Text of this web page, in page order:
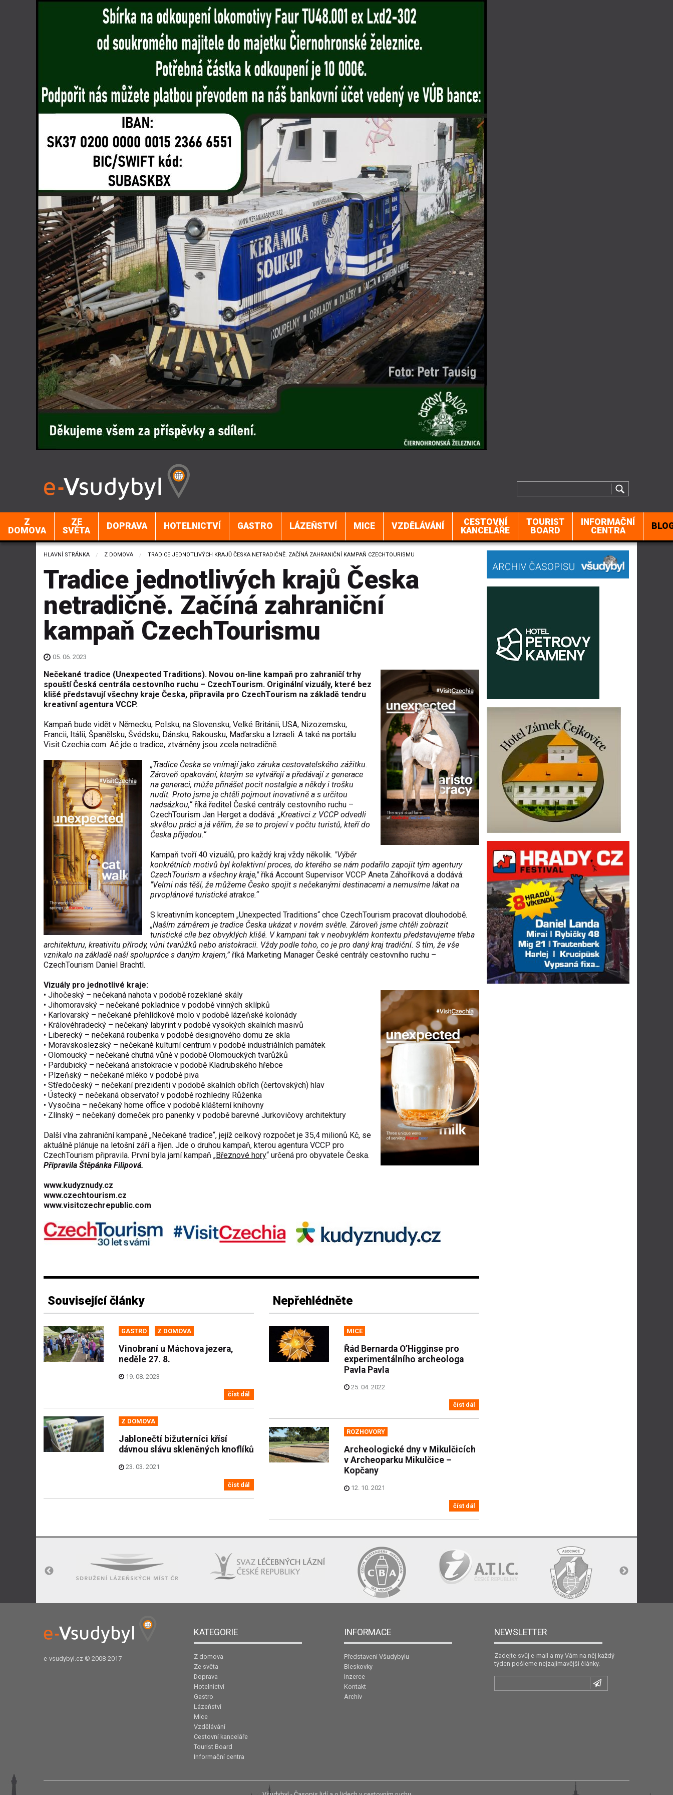
Z
DOMOVA
ZE
SVĚTA
DOPRAVA HOTELNICTVÍ GASTRO LÁZEŇSTVÍ MICE VZDĚLÁVÁNÍ
CESTOVNÍ
KANCELÁŘE
TOURIST
BOARD
INFORMAČNÍ
CENTRA
HLAVNÍ STRÁNKA Z DOMOVA CURRENT:
TRADICE JEDNOTLIVÝCH KRAJŮ ČESKA NETRADIČNĚ. ZAČÍNÁ ZAHRANIČNÍ KAMPAŇ CZECHTOURISMU
Tradice jednotlivých krajů Česka
netradičně. Začíná zahraniční
kampaň CzechTourismu
05. 06. 2023
Nečekané tradice (Unexpected Traditions). Novou on-line kampaň pro zahraničí trhy
spouští Česká centrála cestovního ruchu – CzechTourism. Originální vizuály, které bez
klišé představují všechny kraje Česka, připravila pro CzechTourism na základě tendru
kreativní agentura VCCP.
Kampaň bude vidět v Německu, Polsku, na Slovensku, Velké Británii, USA, Nizozemsku,
Francii, Itálii, Španělsku, Švédsku, Dánsku, Rakousku, Maďarsku a Izraeli. A také na portálu
Visit Czechia.com. Ač jde o tradice, ztvárněny jsou zcela netradičně.
„Tradice Česka se vnímají jako záruka cestovatelského zážitku.
Zároveň opakování, kterým se vytvářejí a předávají z generace
na generaci, může přinášet pocit nostalgie a někdy i trošku
nudit. Proto jsme je chtěli pojmout inovativně a s určitou
nadsázkou,“říká ředitel České centrály cestovního ruchu –
CzechTourism Jan Herget a dodává: „Kreativci z VCCP odvedli
skvělou práci a já věřím, že se to projeví v počtu turistů, kteří do
Česka přijedou.“
Kampaň tvoří 40 vizuálů, pro každý kraj vždy několik. "Výběr
konkrétních motivů byl kolektivní proces, do kterého se nám podařilo zapojit tým agentury
CzechTourism a všechny kraje,"říká Account Supervisor VCCP Aneta Záhoříková a dodává:
"Velmi nás těší, že můžeme Česko spojit s nečekanými destinacemi a nemusíme lákat na
prvoplánové turistické atrakce.“
S kreativním konceptem „Unexpected Traditions“ chce CzechTourism pracovat dlouhodobě.
„Naším záměrem je tradice Česka ukázat v novém světle. Zároveň jsme chtěli zobrazit
turistické cíle bez obvyklých klišé. V kampani tak v neobvyklém kontextu představujeme třeba
architekturu, kreativitu přírody, vůni tvarůžků nebo aristokracii. Vždy podle toho, co je pro daný kraj tradiční. S tím, že vše
vznikalo na základě naší spolupráce s daným krajem,” říká Marketing Manager České centrály cestovního ruchu –
CzechTourism Daniel Brachtl.
Vizuály pro jednotlivé kraje:
• Jihočeský – nečekaná nahota v podobě rozeklané skály
• Jihomoravský – nečekané pokladnice v podobě vinných sklípků
• Karlovarský – nečekané přehlídkové molo v podobě lázeňské kolonády
• Královéhradecký – nečekaný labyrint v podobě vysokých skalních masivů
• Liberecký – nečekaná roubenka v podobě designového domu ze skla
• Moravskoslezský – nečekané kulturní centrum v podobě industriálních památek
• Olomoucký – nečekaně chutná vůně v podobě Olomouckých tvarůžků
• Pardubický – nečekaná aristokracie v podobě Kladrubského hřebce
• Plzeňský – nečekané mléko v podobě piva
• Středočeský – nečekaní prezidenti v podobě skalních obřích (čertovských) hlav
• Ústecký – nečekaná observatoř v podobě rozhledny Růženka
• Vysočina – nečekaný home office v podobě klášterní knihovny
• Zlínský – nečekaný domeček pro panenky v podobě barevné Jurkovičovy architektury
Další vlna zahraniční kampaně „Nečekané tradice“, jejíž celkový rozpočet je 35,4 milionů Kč, se
aktuálně plánuje na letošní září a říjen. Jde o druhou kampaň, kterou agentura VCCP pro
CzechTourism připravila. První byla jarní kampaň „Březnové hory“ určená pro obyvatele Česka.
Připravila Štěpánka Filipová.
www.kudyznudy.cz
www.czechtourism.cz
www.visitczechrepublic.com
Související články
GASTRO Z DOMOVA
Vinobraní u Máchova jezera,
neděle 27. 8.
19. 08. 2023
číst dál
Z DOMOVA
Jablonečtí bižuterníci křísí
dávnou slávu skleněných knoflíků
23. 03. 2021
číst dál
Nepřehlédněte
MICE
Řád Bernarda O’Higginse pro
experimentálního archeologa
Pavla Pavla
25. 04. 2022
číst dál
ROZHOVORY
Archeologické dny v Mikulčicích
v Archeoparku Mikulčice –
Kopčany
12. 10. 2021
číst dál
e-vsudybyl.cz © 2008-2017
KATEGORIE
Z domova
Ze světa
Doprava
Hotelnictví
Gastro
Lázeňství
Mice
Vzdělávání
Cestovní kanceláře
Tourist Board
Informační centra
INFORMACE
Představení Všudybylu
Bleskovky
Inzerce
Kontakt
Archiv
NEWSLETTER
Zadejte svůj e-mail a my Vám na něj každý
týden pošleme nejzajímavější články.